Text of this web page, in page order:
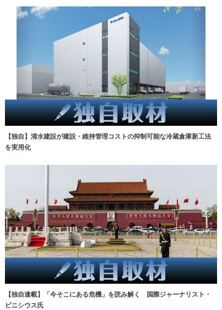
【独自】清水建設が建設・維持管理コストの抑制可能な冷蔵倉庫新工法
を実用化
【独自連載】「今そこにある危機」を読み解く 国際ジャーナリスト・
ビニシウス氏